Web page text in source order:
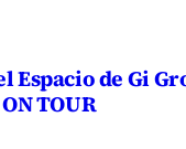
Espacio de Gi
TOUR